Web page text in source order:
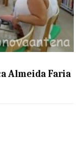
Almeida Faria